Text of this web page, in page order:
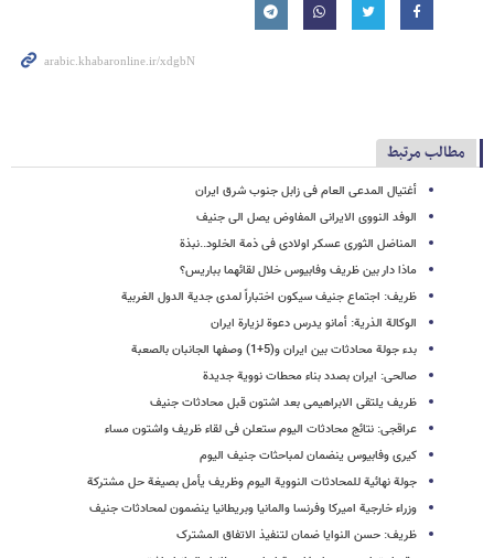
مطالب مرتبط
أغتیال المدعی العام فی زابل جنوب شرق ایران
الوفد النووی الایرانی المفاوض یصل الى جنیف
المناضل الثوری عسکر اولادی فی ذمة الخلود..نبذة
ماذا دار بین ظریف وفابیوس خلال لقائهما بباریس؟
ظریف: اجتماع جنیف سیکون اختباراً لمدى جدیة الدول الغربیة
الوکالة الذریة: أمانو یدرس دعوة لزیارة ایران
بدء جولة محادثات بین ایران و(5+1) وصفها الجانبان بالصعبة
صالحی: ایران بصدد بناء محطات نوویة جدیدة
ظریف یلتقی الابراهیمی بعد اشتون قبل محادثات جنیف
عراقجی: نتائج محادثات الیوم ستعلن فی لقاء ظریف واشتون مساء
کیری وفابیوس ینضمان لمباحثات جنیف الیوم
جولة نهائیة للمحادثات النوویة الیوم وظریف یأمل بصیغة حل مشترکة
وزراء خارجیة امیرکا وفرنسا والمانیا وبریطانیا ینضمون لمحادثات جنیف
ظریف: حسن النوایا ضمان لتنفیذ الاتفاق المشترک